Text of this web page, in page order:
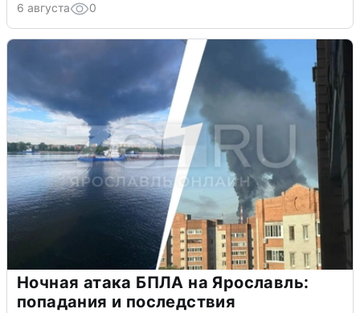
6 августа 0
Ночная атака БПЛА на Ярославль:
попадания и последствия